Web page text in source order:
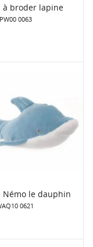
à broder lapine
0063
Némo le dauphin
0621